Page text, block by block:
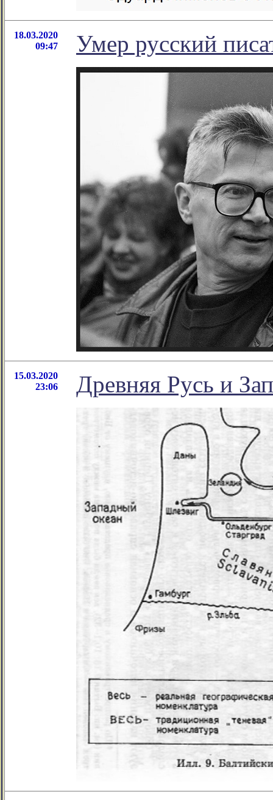
18.03.2020
09:47
Умер русский
15.03.2020
23:06
Древняя Русь и